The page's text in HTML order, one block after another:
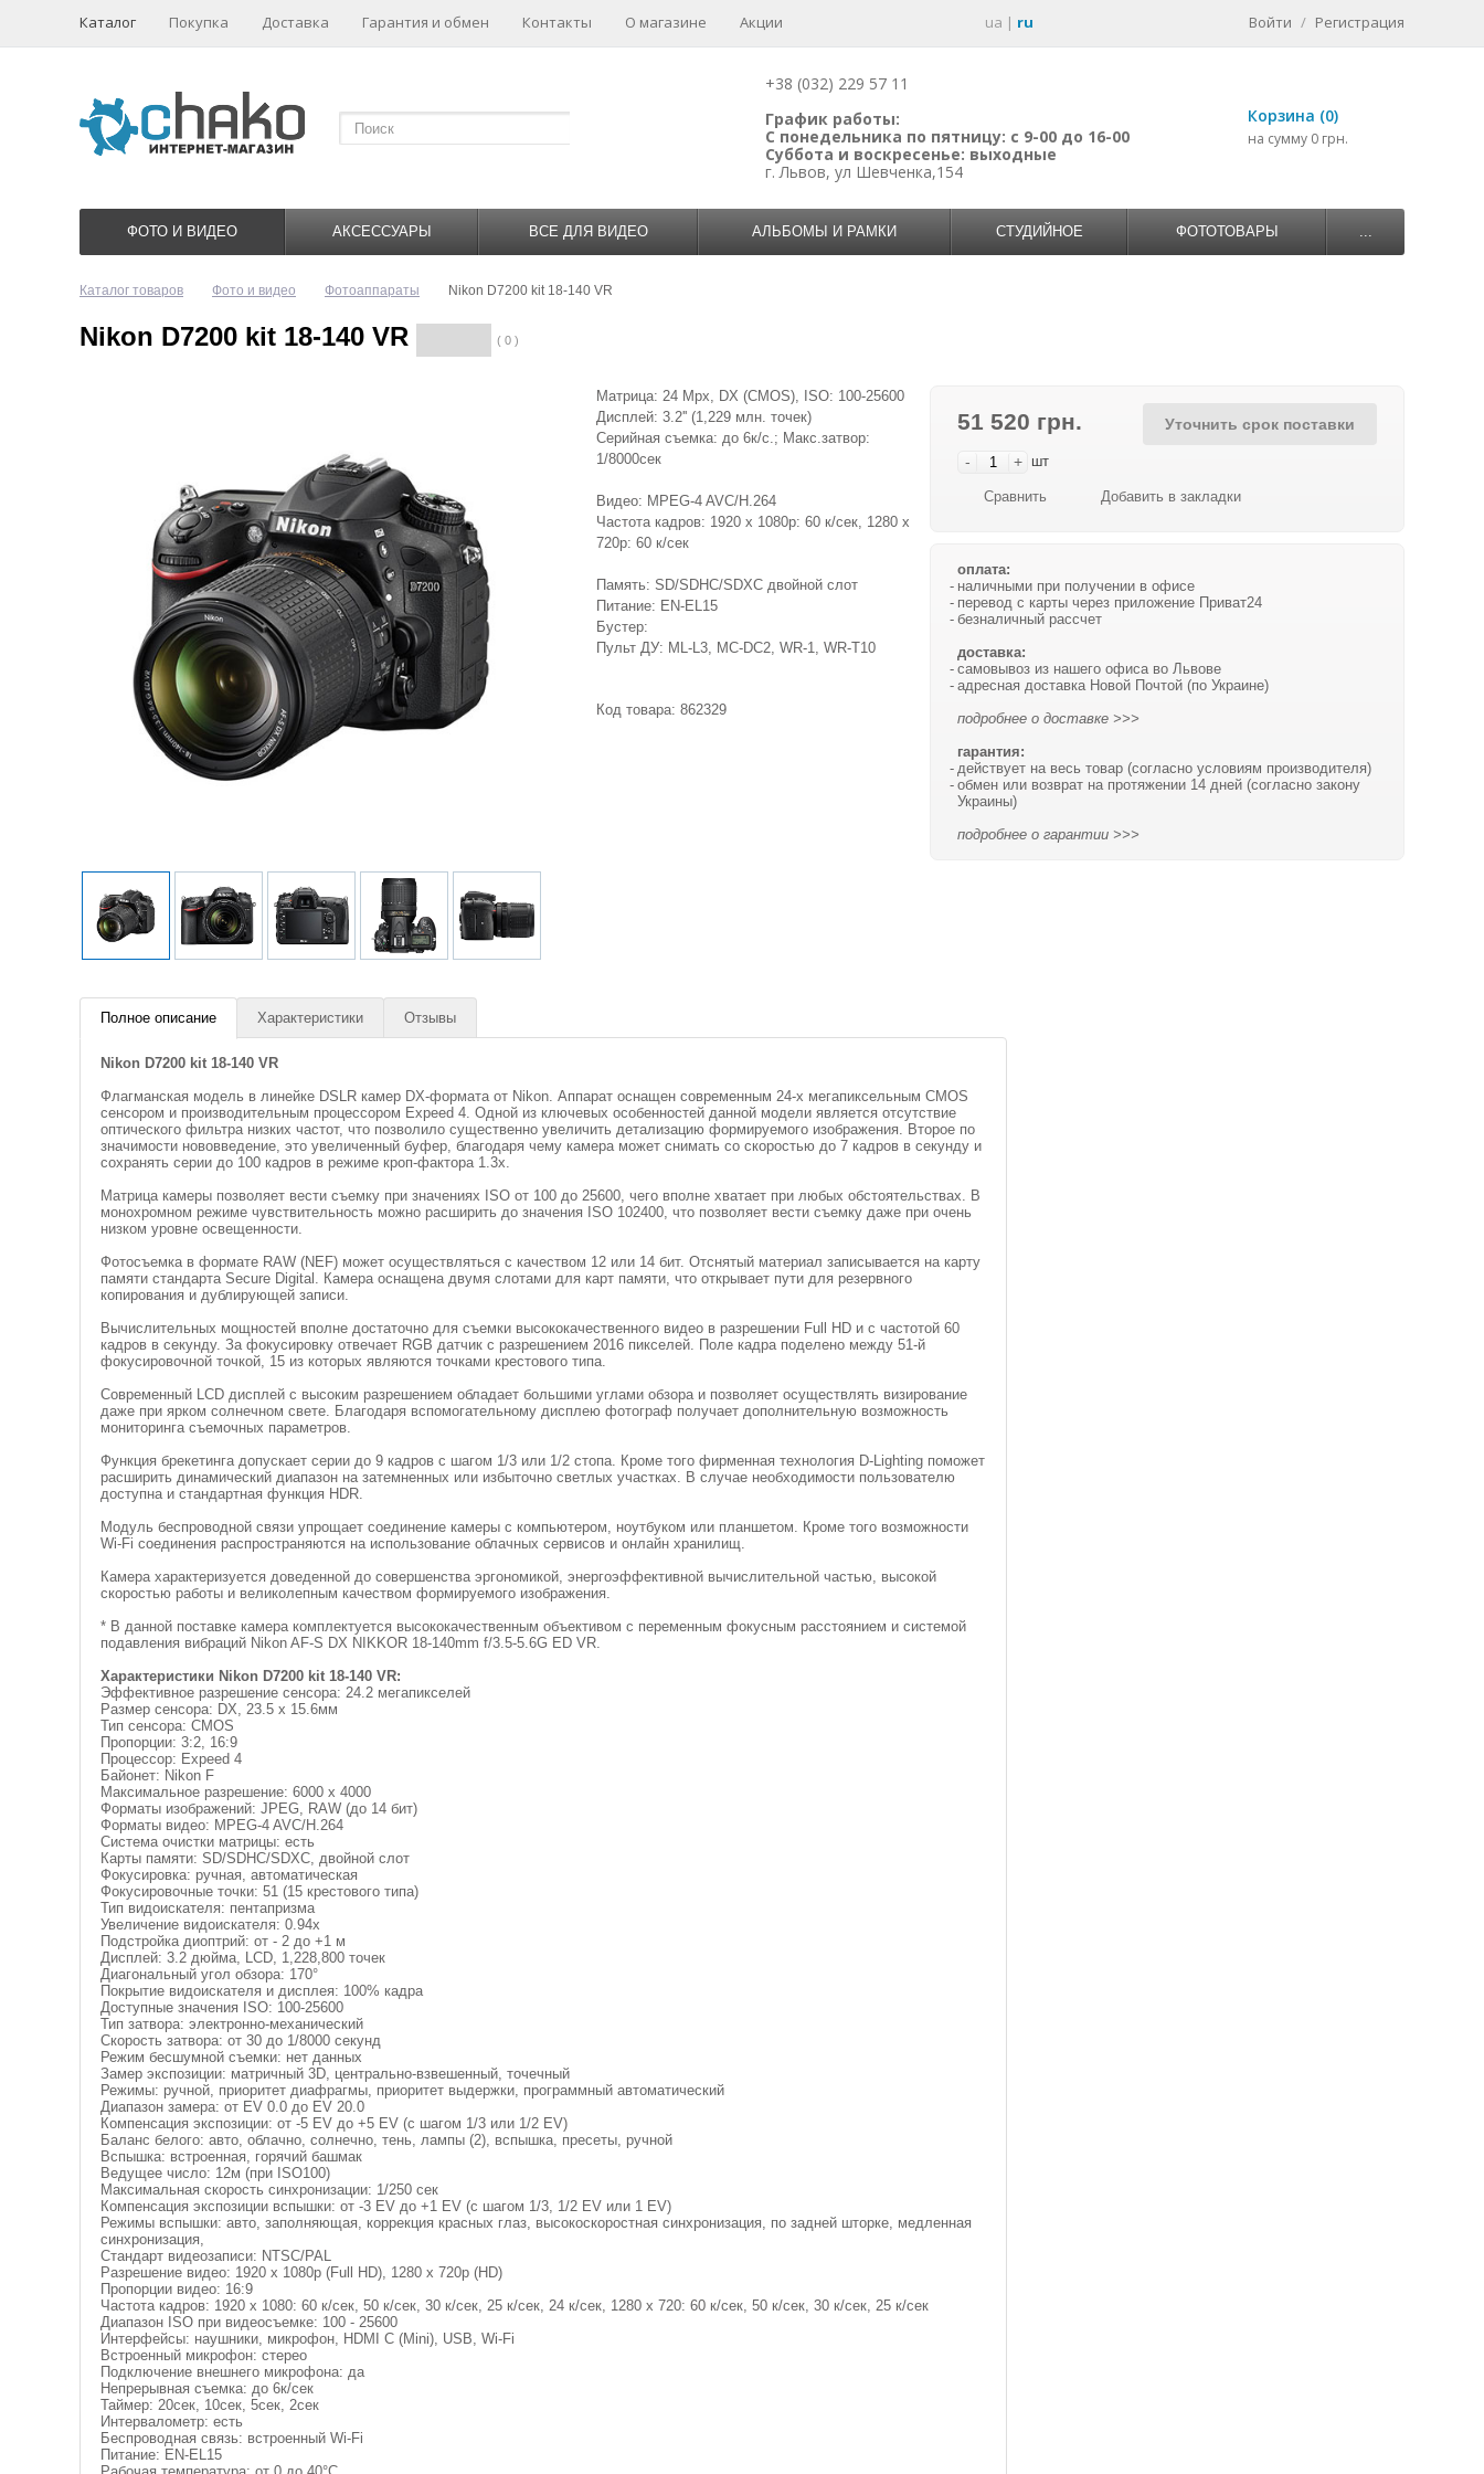
Каталог Покупка Доставка Гарантия и обмен Контакты О магазине Акции ua | ru Войти / Регистрация
+38 (032) 229 57 11
График работы:
С понедельника по пятницу: с 9-00 до 16-00
Суббота и воскресенье: выходные
г. Львов, ул Шевченка,154
Корзина (0)
на сумму 0 грн.
ФОТО И ВИДЕО АКСЕССУАРЫ ВСЕ ДЛЯ ВИДЕО АЛЬБОМЫ И РАМКИ СТУДИЙНОЕ ФОТОТОВАРЫ ...
Каталог товаров Фото и видео Фотоаппараты Nikon D7200 kit 18-140 VR
Nikon D7200 kit 18-140 VR ( 0 )
51 520 грн.
- + шт
Уточнить срок поставки
Сравнить Добавить в закладки
оплата:
наличными при получении в офисе
перевод с карты через приложение Приват24
безналичный рассчет
доставка:
самовывоз из нашего офиса во Львове
адресная доставка Новой Почтой (по Украине)
подробнее о доставке >>>
гарантия:
действует на весь товар (согласно условиям производителя)
обмен или возврат на протяжении 14 дней (согласно закону
Украины)
подробнее о гарантии >>>
Матрица: 24 Mpx, DX (CMOS), ISO: 100-25600
Дисплей: 3.2'' (1,229 млн. точек)
Серийная съемка: до 6к/с.; Макс.затвор:
1/8000сек
Видео: MPEG-4 AVC/H.264
Частота кадров: 1920 x 1080p: 60 к/сек, 1280 x
720p: 60 к/сек
Память: SD/SDHC/SDXC двойной слот
Питание: EN-EL15
Бустер:
Пульт ДУ: ML-L3, MC-DC2, WR-1, WR-T10
Код товара: 862329
Полное описание Характеристики Отзывы
Nikon D7200 kit 18-140 VR
Флагманская модель в линейке DSLR камер DX-формата от Nikon. Аппарат оснащен современным 24-х мегапиксельным CMOS
сенсором и производительным процессором Expeed 4. Одной из ключевых особенностей данной модели является отсутствие
оптического фильтра низких частот, что позволило существенно увеличить детализацию формируемого изображения. Второе по
значимости нововведение, это увеличенный буфер, благодаря чему камера может снимать со скоростью до 7 кадров в секунду и
сохранять серии до 100 кадров в режиме кроп-фактора 1.3х.
Матрица камеры позволяет вести съемку при значениях ISO от 100 до 25600, чего вполне хватает при любых обстоятельствах. В
монохромном режиме чувствительность можно расширить до значения ISO 102400, что позволяет вести съемку даже при очень
низком уровне освещенности.
Фотосъемка в формате RAW (NEF) может осуществляться с качеством 12 или 14 бит. Отснятый материал записывается на карту
памяти стандарта Secure Digital. Камера оснащена двумя слотами для карт памяти, что открывает пути для резервного
копирования и дублирующей записи.
Вычислительных мощностей вполне достаточно для съемки высококачественного видео в разрешении Full HD и с частотой 60
кадров в секунду. За фокусировку отвечает RGB датчик с разрешением 2016 пикселей. Поле кадра поделено между 51-й
фокусировочной точкой, 15 из которых являются точками крестового типа.
Современный LCD дисплей с высоким разрешением обладает большими углами обзора и позволяет осуществлять визирование
даже при ярком солнечном свете. Благодаря вспомогательному дисплею фотограф получает дополнительную возможность
мониторинга съемочных параметров.
Функция брекетинга допускает серии до 9 кадров с шагом 1/3 или 1/2 стопа. Кроме того фирменная технология D-Lighting поможет
расширить динамический диапазон на затемненных или избыточно светлых участках. В случае необходимости пользователю
доступна и стандартная функция HDR.
Модуль беспроводной связи упрощает соединение камеры с компьютером, ноутбуком или планшетом. Кроме того возможности
Wi-Fi соединения распространяются на использование облачных сервисов и онлайн хранилищ.
Камера характеризуется доведенной до совершенства эргономикой, энергоэффективной вычислительной частью, высокой
скоростью работы и великолепным качеством формируемого изображения.
* В данной поставке камера комплектуется высококачественным объективом с переменным фокусным расстоянием и системой
подавления вибраций Nikon AF-S DX NIKKOR 18-140mm f/3.5-5.6G ED VR.
Характеристики Nikon D7200 kit 18-140 VR:
Эффективное разрешение сенсора: 24.2 мегапикселей
Размер сенсора: DX, 23.5 x 15.6мм
Тип сенсора: CMOS
Пропорции: 3:2, 16:9
Процессор: Expeed 4
Байонет: Nikon F
Максимальное разрешение: 6000 x 4000
Форматы изображений: JPEG, RAW (до 14 бит)
Форматы видео: MPEG-4 AVC/H.264
Система очистки матрицы: есть
Карты памяти: SD/SDHC/SDXC, двойной слот
Фокусировка: ручная, автоматическая
Фокусировочные точки: 51 (15 крестового типа)
Тип видоискателя: пентапризма
Увеличение видоискателя: 0.94x
Подстройка диоптрий: от - 2 до +1 м
Дисплей: 3.2 дюйма, LCD, 1,228,800 точек
Диагональный угол обзора: 170°
Покрытие видоискателя и дисплея: 100% кадра
Доступные значения ISO: 100-25600
Тип затвора: электронно-механический
Скорость затвора: от 30 до 1/8000 секунд
Режим бесшумной съемки: нет данных
Замер экспозиции: матричный 3D, центрально-взвешенный, точечный
Режимы: ручной, приоритет диафрагмы, приоритет выдержки, программный автоматический
Диапазон замера: от EV 0.0 до EV 20.0
Компенсация экспозиции: от -5 EV до +5 EV (с шагом 1/3 или 1/2 EV)
Баланс белого: авто, облачно, солнечно, тень, лампы (2), вспышка, пресеты, ручной
Вспышка: встроенная, горячий башмак
Ведущее число: 12м (при ISO100)
Максимальная скорость синхронизации: 1/250 сек
Компенсация экспозиции вспышки: от -3 EV до +1 EV (с шагом 1/3, 1/2 EV или 1 EV)
Режимы вспышки: авто, заполняющая, коррекция красных глаз, высокоскоростная синхронизация, по задней шторке, медленная
синхронизация,
Стандарт видеозаписи: NTSC/PAL
Разрешение видео: 1920 x 1080p (Full HD), 1280 x 720p (HD)
Пропорции видео: 16:9
Частота кадров: 1920 x 1080: 60 к/сек, 50 к/сек, 30 к/сек, 25 к/сек, 24 к/сек, 1280 x 720: 60 к/сек, 50 к/сек, 30 к/сек, 25 к/сек
Диапазон ISO при видеосъемке: 100 - 25600
Интерфейсы: наушники, микрофон, HDMI C (Mini), USB, Wi-Fi
Встроенный микрофон: стерео
Подключение внешнего микрофона: да
Непрерывная съемка: до 6к/сек
Таймер: 20сек, 10сек, 5сек, 2сек
Интервалометр: есть
Беспроводная связь: встроенный Wi-Fi
Питание: EN-EL15